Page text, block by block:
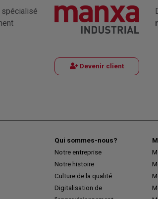
spécialisé
Devenir client
Qui sommes-nous?
Notre entreprise
Notre histoire
Culture de la qualité
Digitalisation de